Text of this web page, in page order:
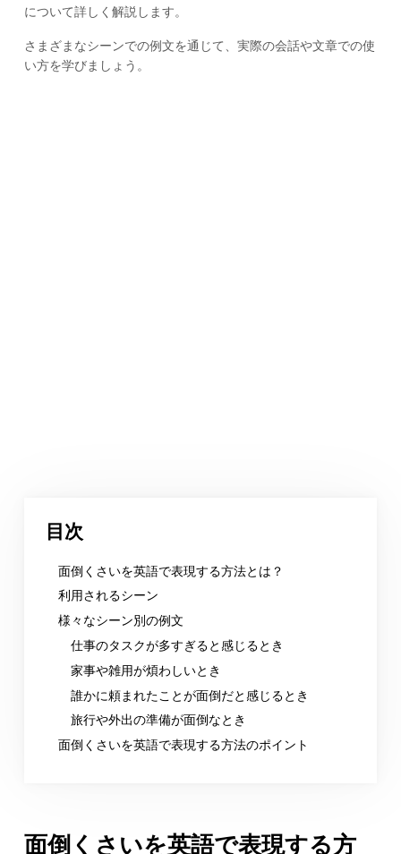
について詳しく解説します。
さまざまなシーンでの例文を通じて、実際の会話や文章での使
い方を学びましょう。
目次
面倒くさいを英語で表現する方法とは？
利用されるシーン
様々なシーン別の例文
仕事のタスクが多すぎると感じるとき
家事や雑用が煩わしいとき
誰かに頼まれたことが面倒だと感じるとき
旅行や外出の準備が面倒なとき
面倒くさいを英語で表現する方法のポイント
面倒くさいを英語で表現する方